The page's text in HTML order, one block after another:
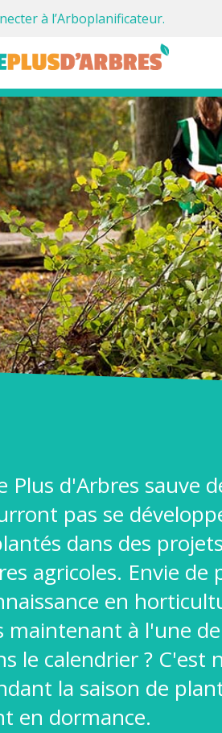
à l’Arboplanificateur.
Plus d'Arbres sauve
pas se
dans des
agricoles. Envie
en
maintenant à l'une
le calendrier ?
la saison de
en dormance.